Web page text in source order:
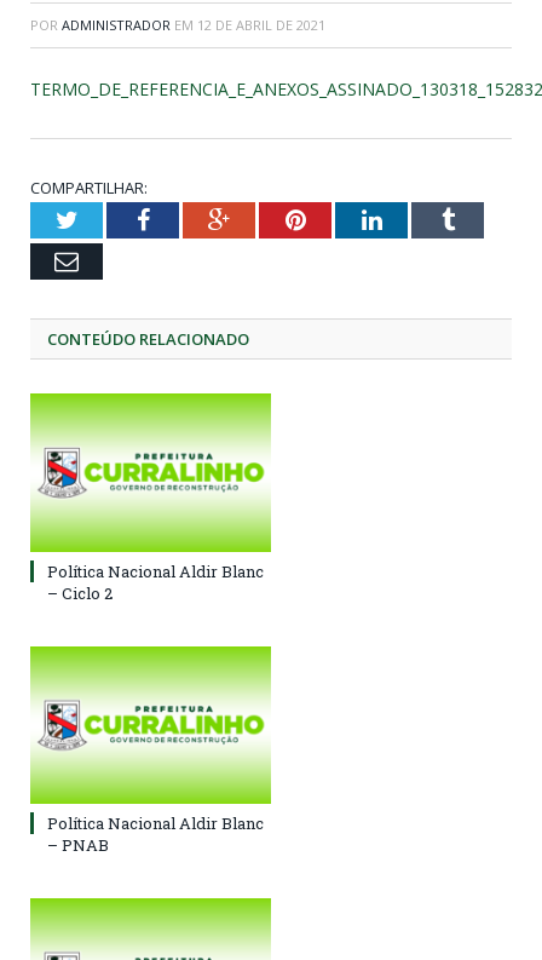
POR ADMINISTRADOR EM 12 DE ABRIL DE 2021
TERMO_DE_REFERENCIA_E_ANEXOS_ASSINADO_130318_152832
COMPARTILHAR:
TwitterFacebookGoogle+PinterestLinkedInTumblr
Email
CONTEÚDO RELACIONADO
Política Nacional Aldir Blanc
– Ciclo 2
Política Nacional Aldir Blanc
– PNAB